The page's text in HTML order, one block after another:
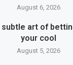
August 6, 2026
art of
your cool
August 5, 2026